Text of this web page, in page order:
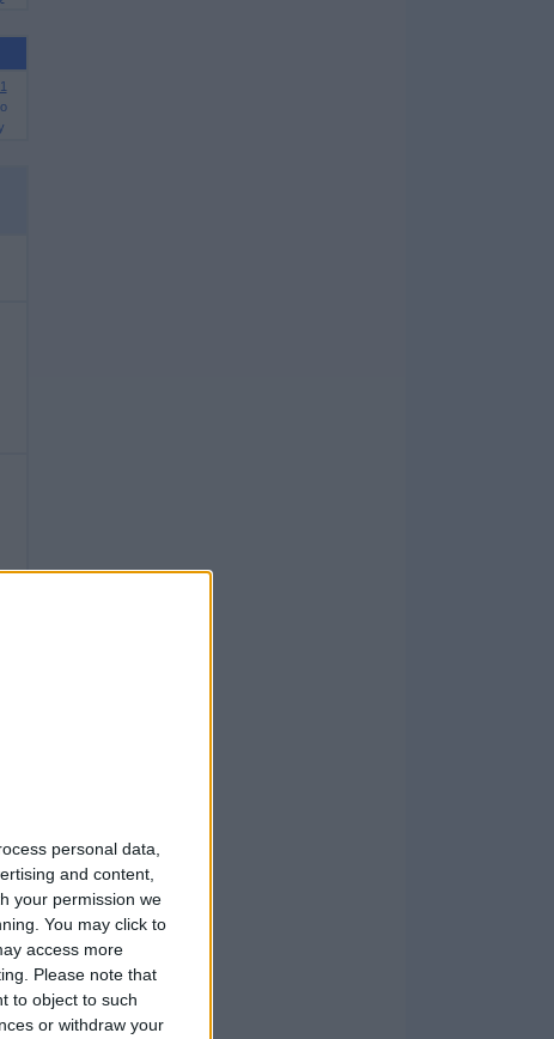
personal data,
and content,
your permission we
You may click to
access more
Please note that
to object to such
or withdraw your